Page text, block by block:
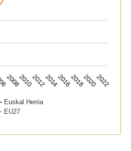
Euskal Herria
EU27
20082010201220142016201820202022